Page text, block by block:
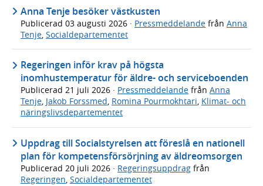
Anna Tenje besöker västkusten
Publicerad 03 augusti 2026 · Pressmeddelande från Anna
Tenje Socialdepartementet
Regeringen inför krav på högsta
inomhustemperatur för äldre- och serviceboenden
Publicerad 21 juli 2026 · Pressmeddelande från Anna
Tenje, Jakob Forssmed, Romina Pourmokhtari, Klimat- och
näringslivsdepartementet
Uppdrag till Socialstyrelsen att föreslå en nationell
plan för kompetensförsörjning av äldreomsorgen
Publicerad 20 juli 2026 · Regeringsuppdrag från
Regeringen, Socialdepartementet